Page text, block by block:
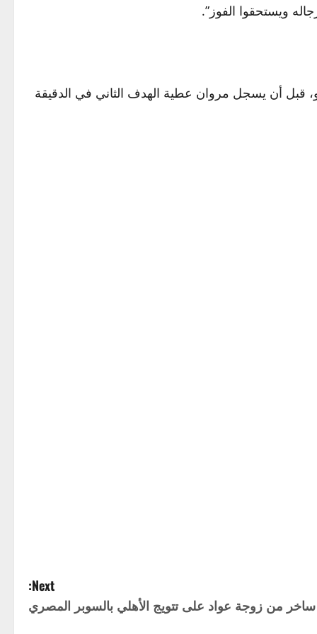
ويستحقوا الفوز”.
قبل أن يسجل مروان عطية الهدف الثاني في الدقيقة
Next:
ساخر من زوجة عواد على تتويج الأهلي بالسوبر المصري